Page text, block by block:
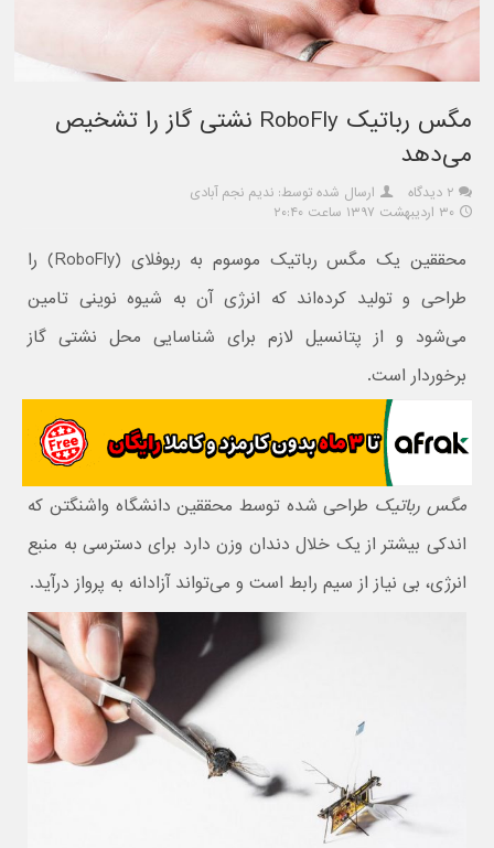
مگس رباتیک RoboFly نشتی گاز را تشخیص
می‌دهد
۲ دیدگاه
ارسال شده توسط: ندیم نجم آبادی
۳۰ اردیبهشت ۱۳۹۷ ساعت ۲۰:۴۰
محققین یک مگس رباتیک موسوم به ربوفلای (RoboFly) را
طراحی و تولید کرده‌اند که انرژی آن به شیوه نوینی تامین
می‌شود و از پتانسیل لازم برای شناسایی محل نشتی گاز
برخوردار است.
مگس رباتیک طراحی شده توسط محققین دانشگاه واشنگتن که
اندکی بیشتر از یک خلال دندان وزن دارد برای دسترسی به منبع
انرژی، بی نیاز از سیم رابط است و می‌تواند آزادانه به پرواز درآید.